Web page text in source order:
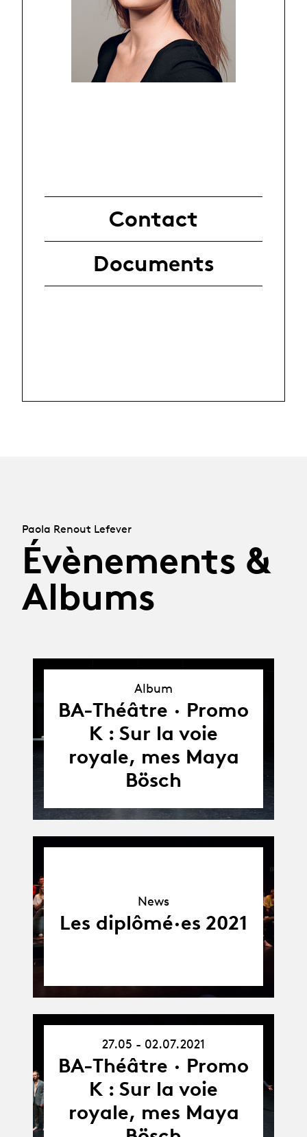
Contact
Documents
Paola Renout Lefever
Évènements &
Albums
Album
Album
BA-Théâtre · Promo
K : Sur la voie
royale, mes Maya
Bösch
News
Les diplômé·es 2021
-
02.07.21
27.05 - 02.07.2021
BA-Théâtre · Promo
K : Sur la voie
royale, mes Maya